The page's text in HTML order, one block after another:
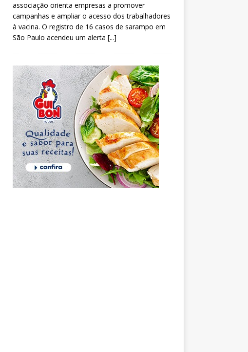
associação orienta empresas a promover
campanhas e ampliar o acesso dos trabalhadores
à vacina. O registro de 16 casos de sarampo em
São Paulo acendeu um alerta [...]